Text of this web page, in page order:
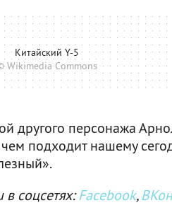
Китайский Y-5
Wikimedia Commons
другого персонажа
подходит нашему
соцсетях:Facebook,